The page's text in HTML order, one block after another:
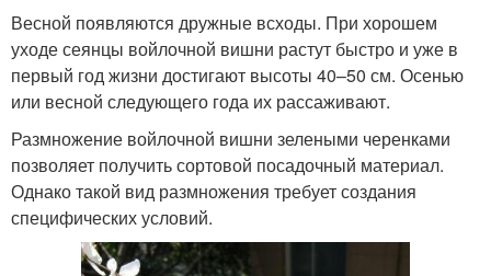
Весной появляются дружные всходы. При хорошем
уходе сеянцы войлочной вишни растут быстро и уже в
первый год жизни достигают высоты 40–50 см. Осенью
или весной следующего года их рассаживают.
Размножение войлочной вишни зелеными черенками
позволяет получить сортовой посадочный материал.
Однако такой вид размножения требует создания
специфических условий.